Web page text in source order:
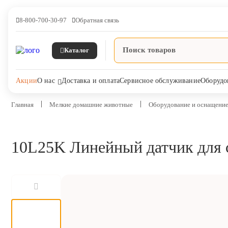
8-800-700-30-97 Обратная связь
Каталог
АкцииО нас Доставка и оплатаСервисное обслуживание
Ветпрепараты
Главная Мелкие домашние животные Оборудование и
10L25K Линейный датчик для